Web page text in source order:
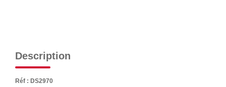
Description
Réf : DS2970